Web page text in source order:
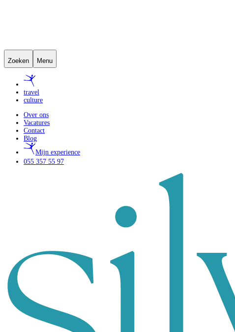
Zoeken Menu
travel
culture
Over ons
Vacatures
Contact
Blog
Mijn experience
055 357 55 97